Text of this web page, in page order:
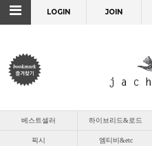
LOGIN JOIN
베스트셀러 하이브리드&로드
픽시 엠티비&etc